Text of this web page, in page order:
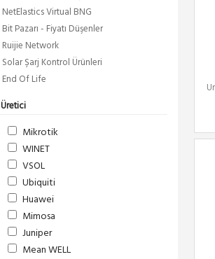
NetElastics Virtual BNG
Bit Pazarı - Fiyatı Düşenler
Ruijie Network
Solar Şarj Kontrol Ürünleri
End Of Life
Üretici
Mikrotik
WINET
VSOL
Ubiquiti
Huawei
Mimosa
Juniper
Mean WELL